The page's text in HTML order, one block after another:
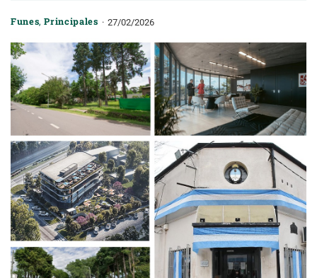
Funes,Principales 27/02/2026